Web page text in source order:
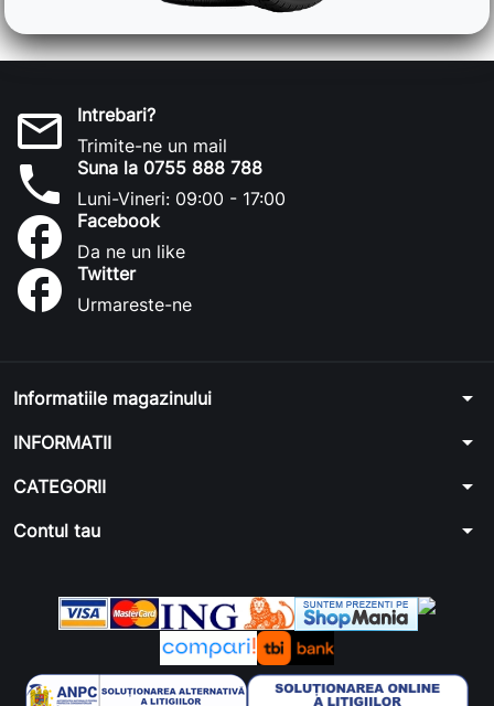
mail_outline
Intrebari?
Trimite-ne un mail
phone
Suna la 0755 888 788
Luni-Vineri: 09:00 - 17:00
facebook
Facebook
Da ne un like
facebook
Twitter
Urmareste-ne
Informatiile magazinului arrow_drop_down
INFORMATII arrow_drop_down
CATEGORII arrow_drop_down
Contul tau arrow_drop_down